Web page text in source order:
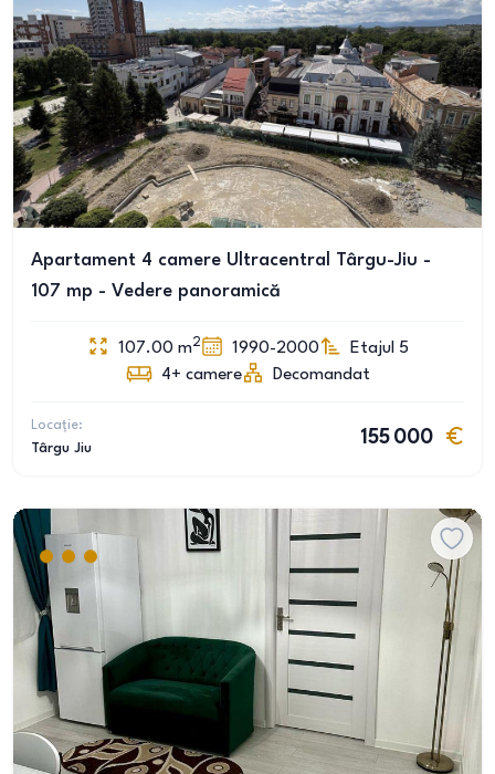
Apartament 4 camere Ultracentral Târgu-Jiu -
107 mp - Vedere panoramică
107.00 m2 1990-2000
Etajul 5
4+ camere Decomandat
Locație:
Târgu Jiu
155 000